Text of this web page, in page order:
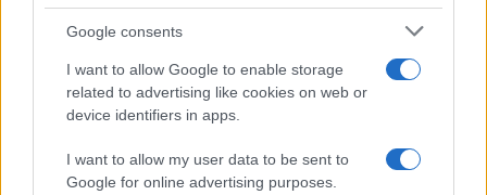
Google consents
I want to allow Google to enable storage
related to advertising like cookies on web or
device identifiers in apps.
I want to allow my user data to be sent to
Google for online advertising purposes.